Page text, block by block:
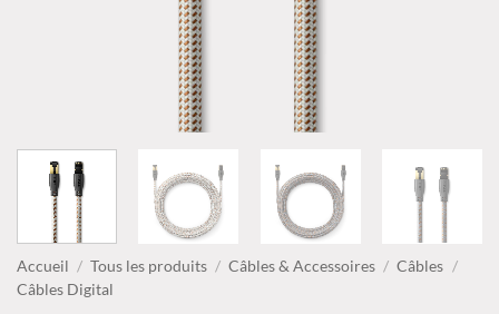
Accueil / Tous les produits / Câbles & Accessoires / Câbles /
Câbles Digital